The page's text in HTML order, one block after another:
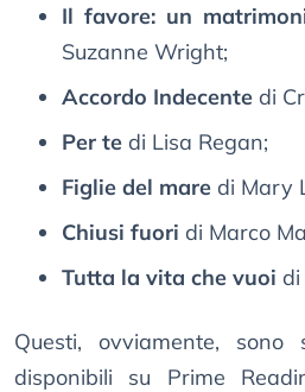
Il favore: un
Suzanne Wright;
Accordo Indecente di
Per te di Lisa Regan;
Figlie del mare di Mary
Chiusi fuori di Marco
Tutta la vita che vuoi di
Questi, ovviamente,
disponibili su Prime